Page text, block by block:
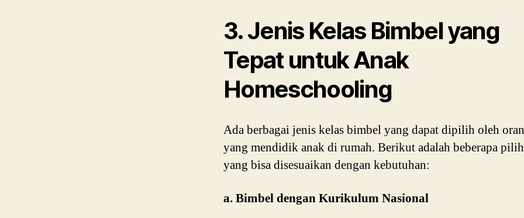
3. Jenis Kelas Bimbel yang
Tepat untuk Anak
Homeschooling
Ada berbagai jenis kelas bimbel yang dapat dipilih oleh
yang mendidik anak di rumah. Berikut adalah beberapa
yang bisa disesuaikan dengan kebutuhan:
a. Bimbel dengan Kurikulum Nasional